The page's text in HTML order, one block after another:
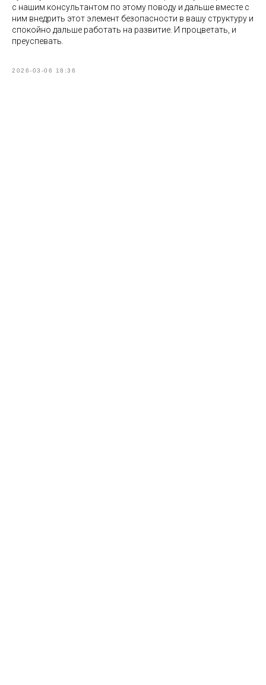
с нашим консультантом по этому поводу и дальше вместе с
ним внедрить этот элемент безопасности в вашу структуру и
спокойно дальше работать на развитие. И процветать, и
преуспевать.
2026-03-06 18:36